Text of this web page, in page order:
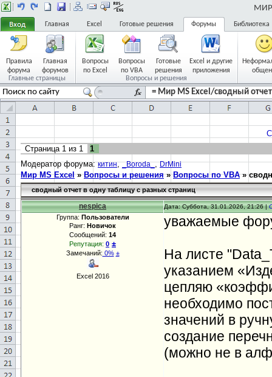
МИР
Главная Excel Готовые решения Форумы Библиотека
Правила
форума
Главная
форумов
Главные страницы
Вопросы
по Excel
Вопросы
по VBA
Готовые
решения
Excel и другие
приложения
Вопросы и решения
= Мир MS Excel/сводный
Страница 1 из 1
1
Модератор форума:китин,_Boroda_,DrMini
Мир MS Excel » Вопросы и решения » Вопросы по VBA »
сводный отчет в одну таблицу с разных страниц
nespica Дата: Суббота, 31.01.2026, 21:26 |
Группа: Пользователи
Ранг: Новичок
Сообщений: 14
Репутация: 0 ±
Замечаний: 0% ±
Excel 2016
уважаемые
На листе
указанием
цепляю
необходимо
значений в
создание
(можно не в